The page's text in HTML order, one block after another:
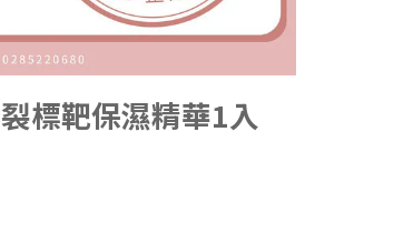
標靶保濕精華1入